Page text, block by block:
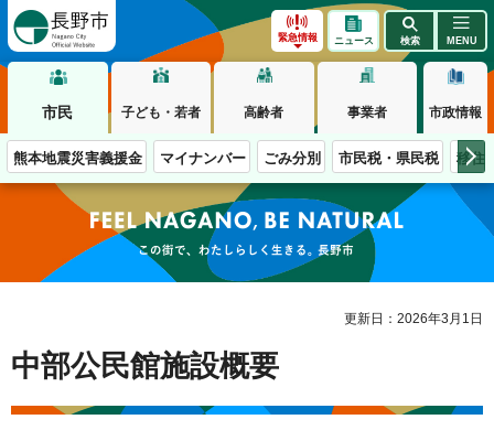
緊急情報 ニュース 検索 MENU
市民 子ども・若者 高齢者 事業者 市政情報
熊本地震災害義援金 マイナンバー ごみ分別 市民税・県民税 移住
この街で、わたしらしく生きる。長野市
更新日：2026年3月1日
中部公民館施設概要